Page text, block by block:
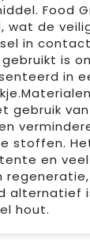
Food
wat de
in
is
in
gebruik
stoffen.
en
alternatief
hout.